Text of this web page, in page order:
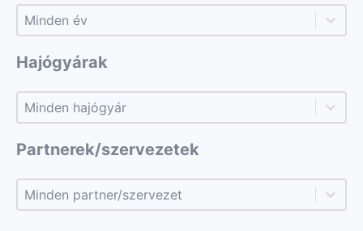
Év
Év
Hajógyárak
Hajógyárak
Hajógyárak
Partnerek/szervezetek
Partnerek/szervezetek
Partnerek/szervezetek